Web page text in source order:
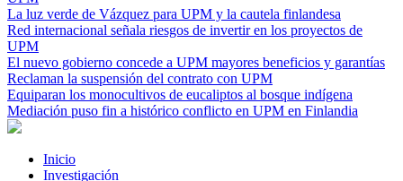
La luz verde de Vázquez para UPM y la cautela finlandesa
Red internacional señala riesgos de invertir en los proyectos de
UPM
El nuevo gobierno concede a UPM mayores beneficios y garantías
Reclaman la suspensión del contrato con UPM
Equiparan los monocultivos de eucaliptos al bosque indígena
Mediación puso fin a histórico conflicto en UPM en Finlandia
Inicio
Investigación